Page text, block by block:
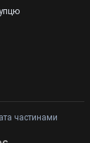
частинами